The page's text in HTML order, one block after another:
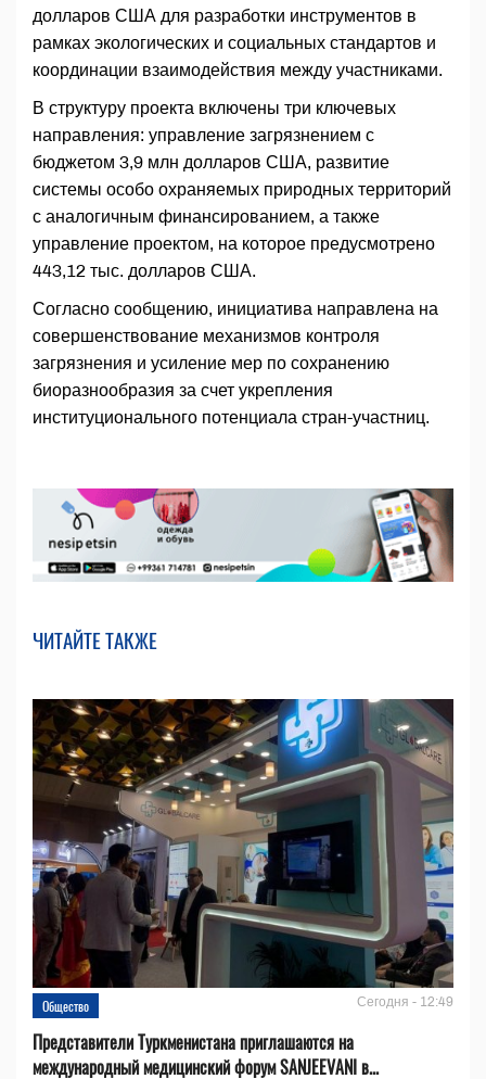
долларов США для разработки инструментов в
рамках экологических и социальных стандартов и
координации взаимодействия между участниками.
В структуру проекта включены три ключевых
направления: управление загрязнением с
бюджетом 3,9 млн долларов США, развитие
системы особо охраняемых природных территорий
с аналогичным финансированием, а также
управление проектом, на которое предусмотрено
443,12 тыс. долларов США.
Согласно сообщению, инициатива направлена на
совершенствование механизмов контроля
загрязнения и усиление мер по сохранению
биоразнообразия за счет укрепления
институционального потенциала стран-участниц.
ЧИТАЙТЕ ТАКЖЕ
Общество Сегодня - 12:49
Представители Туркменистана приглашаются на
международный медицинский форум SANJEEVANI в...